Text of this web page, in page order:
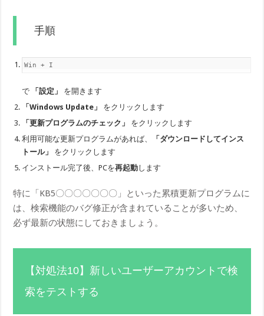
手順
Win + I
で 「設定」
を開きます
「Windows Update」
をクリックします
「更新プログラムのチェック」
をクリックします
利用可能な更新プログラムがあれば、
「ダウンロードしてインス
トール」
をクリックします
インストール完了後、PCを再起動します
特に「KB5〇〇〇〇〇〇〇」といった累積更新プログラムに
は、検索機能のバグ修正が含まれていることが多いため、
必ず最新の状態にしておきましょう。
【対処法10】新しいユーザーアカウントで検
索をテストする